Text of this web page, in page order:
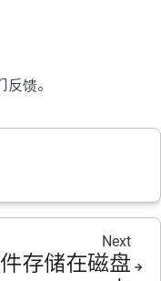
反馈。
Next
存储在磁盘